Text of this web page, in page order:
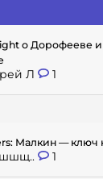
о Дорофееве
Л 1
Малкин —
1